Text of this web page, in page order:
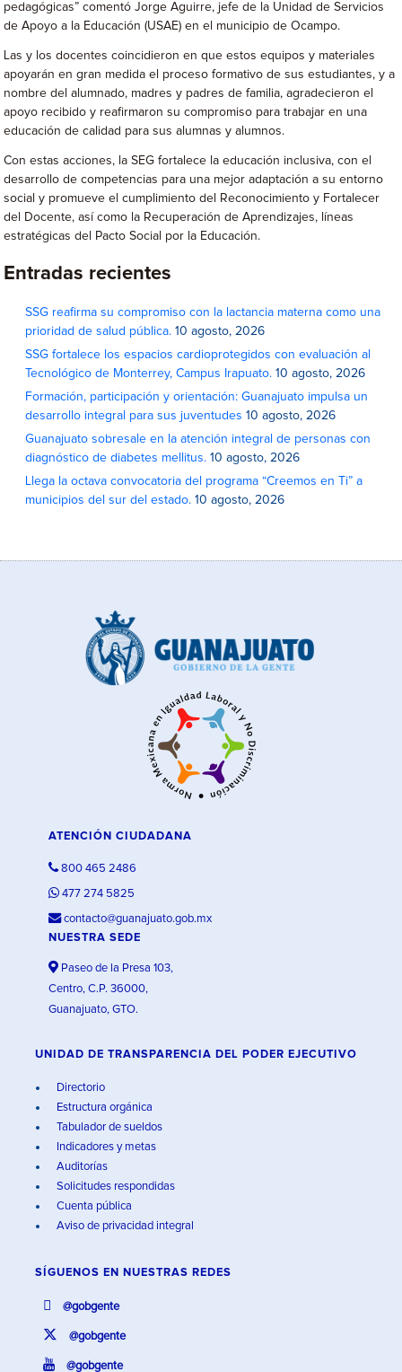
pedagógicas” comentó Jorge Aguirre, jefe de la Unidad de Servicios
de Apoyo a la Educación (USAE) en el municipio de Ocampo.
Las y los docentes coincidieron en que estos equipos y materiales
apoyarán en gran medida el proceso formativo de sus estudiantes, y a
nombre del alumnado, madres y padres de familia, agradecieron el
apoyo recibido y reafirmaron su compromiso para trabajar en una
educación de calidad para sus alumnas y alumnos.
Con estas acciones, la SEG fortalece la educación inclusiva, con el
desarrollo de competencias para una mejor adaptación a su entorno
social y promueve el cumplimiento del Reconocimiento y Fortalecer
del Docente, así como la Recuperación de Aprendizajes, líneas
estratégicas del Pacto Social por la Educación.
Entradas recientes
SSG reafirma su compromiso con la lactancia materna como una
prioridad de salud pública. 10 agosto, 2026
SSG fortalece los espacios cardioprotegidos con evaluación al
Tecnológico de Monterrey, Campus Irapuato. 10 agosto, 2026
Formación, participación y orientación: Guanajuato impulsa un
desarrollo integral para sus juventudes 10 agosto, 2026
Guanajuato sobresale en la atención integral de personas con
diagnóstico de diabetes mellitus. 10 agosto, 2026
Llega la octava convocatoria del programa “Creemos en Ti” a
municipios del sur del estado. 10 agosto, 2026
ATENCIÓN CIUDADANA
800 465 2486
477 274 5825
contacto@guanajuato.gob.mx
NUESTRA SEDE
Paseo de la Presa 103,
Centro, C.P. 36000,
Guanajuato, GTO.
UNIDAD DE TRANSPARENCIA DEL PODER EJECUTIVO
Directorio
Estructura orgánica
Tabulador de sueldos
Indicadores y metas
Auditorías
Solicitudes respondidas
Cuenta pública
Aviso de privacidad integral
SÍGUENOS EN NUESTRAS REDES
@gobgente
@gobgente
@gobgente